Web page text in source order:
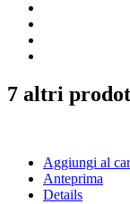
7 altri
Aggiungi al
Anteprima
Details